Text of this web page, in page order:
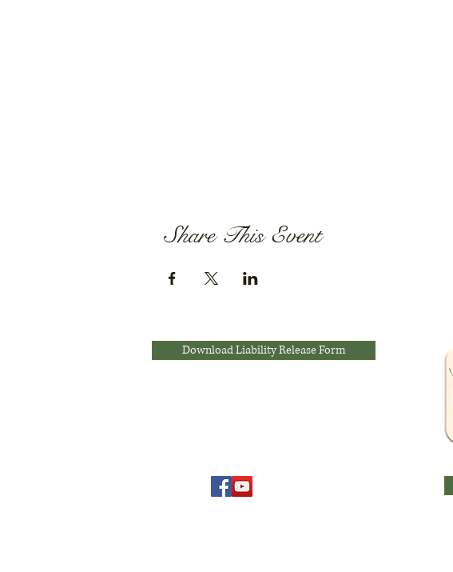
Share This Event
Download Liability Release Form